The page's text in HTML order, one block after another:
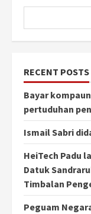
RECENT POSTS
Bayar
pertuduhan
Ismail Sabri
HeiTech Padu
Datuk
Timbalan
Peguam